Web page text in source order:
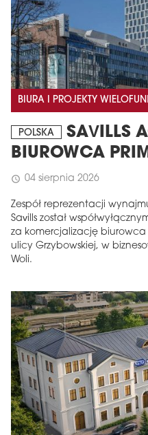
BIURA I PROJEKTY
POLSKA
SAVILLS
BIUROWCA
schedule 04 sierpnia 2026
Zespół reprezentacji
Savills został
za komercjalizację biurowca
ulicy Grzybowskiej, w
Woli.